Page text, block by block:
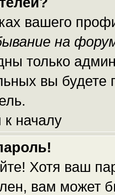
вашего
на
только
вы будете
к началу
Хотя ваш
вам может